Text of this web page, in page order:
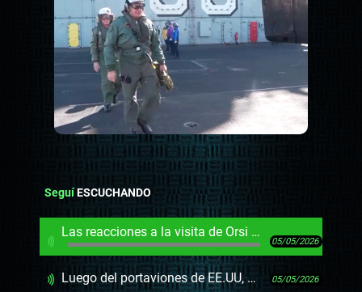
SeguíESCUCHANDO
Las reacciones a la visita de Orsi a un portaviones de EE.UU
05/05/2026
Luego del portaviones de EE.UU, Darwin hace una lista de visitas que podría hacer Orsi para ofender más o menos al FA 05/05/2026